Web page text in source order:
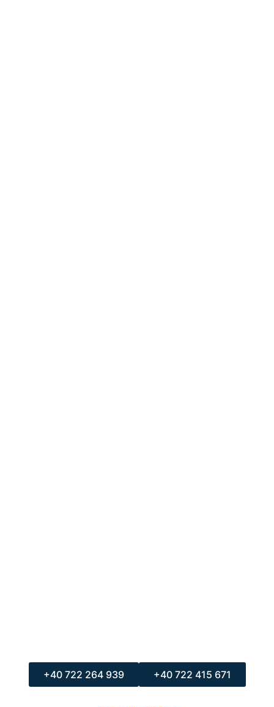
+40 722 264 939 +40 722 415 671